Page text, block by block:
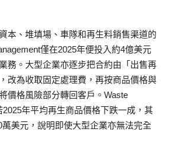
本、堆填場、車隊和再生料銷售渠道的
僅在2025年便投入約4億美元
務。大型企業亦逐步把合約由「出售再
改為收取固定處理費，再按商品價格與
價格風險部分轉回客戶。Waste
年平均再生商品價格下跌一成，其
美元，說明即使大型企業亦無法完全